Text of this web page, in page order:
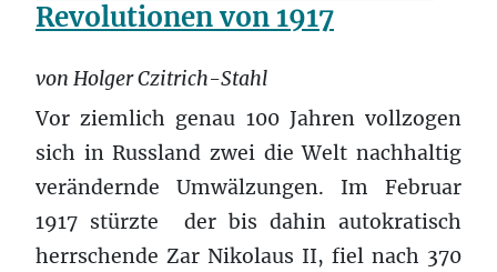
Revolutionen von 1917
von Holger Czitrich-Stahl
Vor ziemlich genau 100 Jahren vollzogen
sich in Russland zwei die Welt nachhaltig
verändernde Umwälzungen. Im Februar
1917 stürzte der bis dahin autokratisch
herrschende Zar Nikolaus II, fiel nach 370